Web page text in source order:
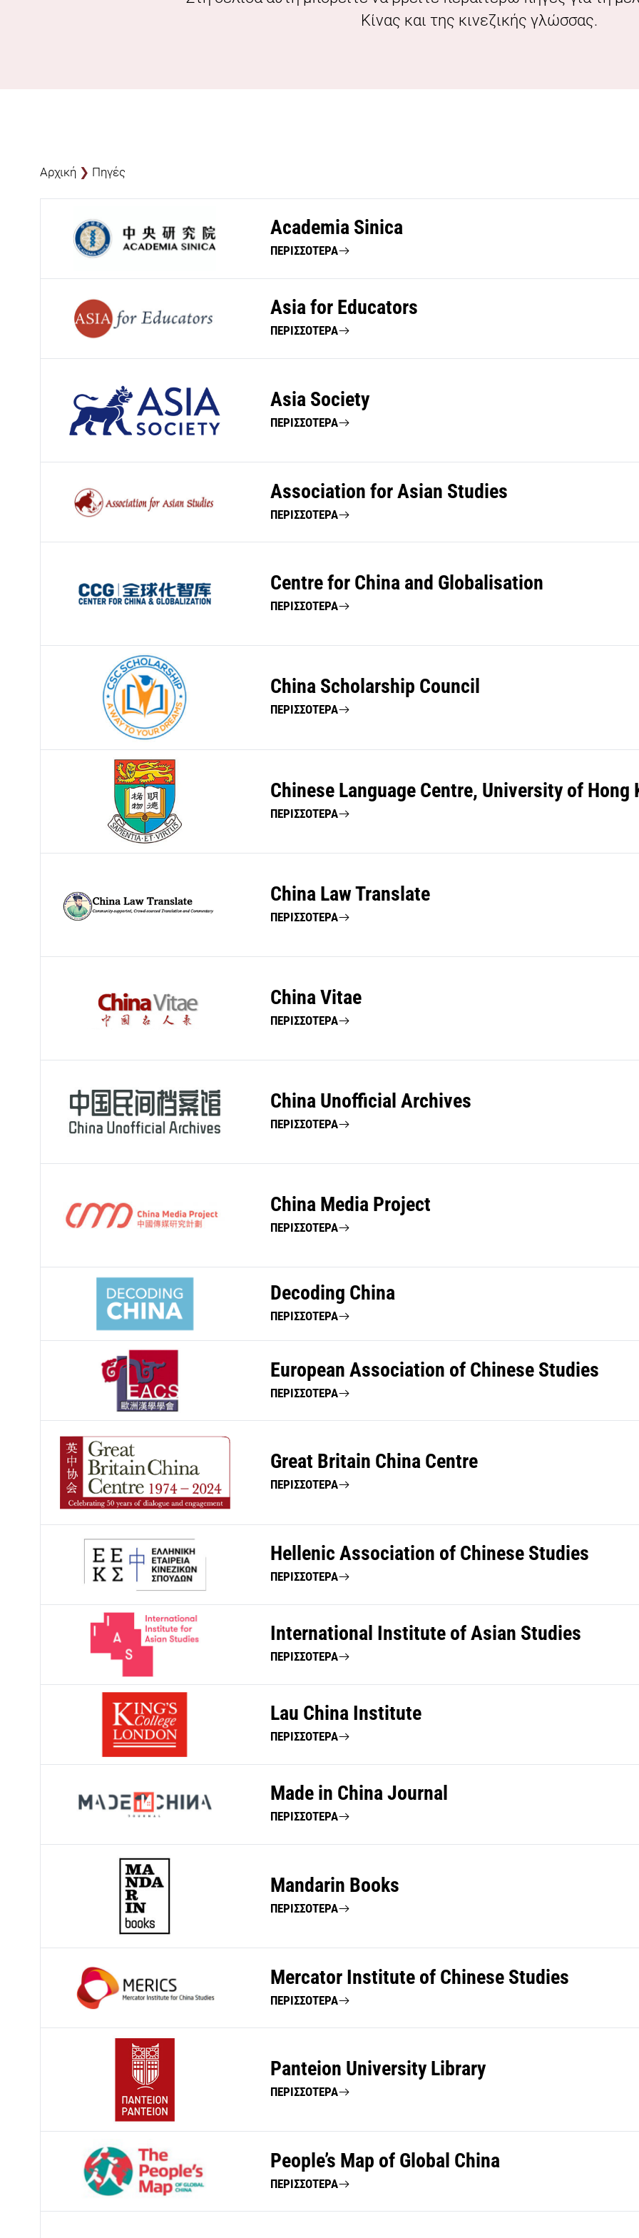
Κίνας και της κινεζικής γλώσσας.
Αρχική ❯ Πηγές
Academia Sinica
ΠΕΡΙΣΣΟΤΕΡΑ
Asia for Educators
ΠΕΡΙΣΣΟΤΕΡΑ
Asia Society
ΠΕΡΙΣΣΟΤΕΡΑ
Association for Asian Studies
ΠΕΡΙΣΣΟΤΕΡΑ
Centre for China and Globalisation
ΠΕΡΙΣΣΟΤΕΡΑ
China Scholarship Council
ΠΕΡΙΣΣΟΤΕΡΑ
Chinese Language Centre, University of Hong
ΠΕΡΙΣΣΟΤΕΡΑ
China Law Translate
ΠΕΡΙΣΣΟΤΕΡΑ
China Vitae
ΠΕΡΙΣΣΟΤΕΡΑ
China Unofficial Archives
ΠΕΡΙΣΣΟΤΕΡΑ
China Media Project
ΠΕΡΙΣΣΟΤΕΡΑ
Decoding China
ΠΕΡΙΣΣΟΤΕΡΑ
European Association of Chinese Studies
ΠΕΡΙΣΣΟΤΕΡΑ
Great Britain China Centre
ΠΕΡΙΣΣΟΤΕΡΑ
Hellenic Association of Chinese Studies
ΠΕΡΙΣΣΟΤΕΡΑ
International Institute of Asian Studies
ΠΕΡΙΣΣΟΤΕΡΑ
Lau China Institute
ΠΕΡΙΣΣΟΤΕΡΑ
Made in China Journal
ΠΕΡΙΣΣΟΤΕΡΑ
Mandarin Books
ΠΕΡΙΣΣΟΤΕΡΑ
Mercator Institute of Chinese Studies
ΠΕΡΙΣΣΟΤΕΡΑ
Panteion University Library
ΠΕΡΙΣΣΟΤΕΡΑ
People’s Map of Global China
ΠΕΡΙΣΣΟΤΕΡΑ